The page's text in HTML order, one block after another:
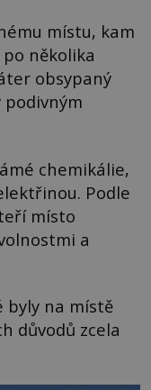
místu, kam
několika
obsypaný
podivným
chemikálie,
Podle
místo
a
byly na místě
důvodů zcela